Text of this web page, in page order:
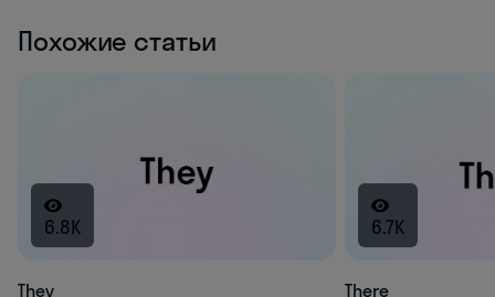
Похожие статьи
6.8K
They
6.7K
There